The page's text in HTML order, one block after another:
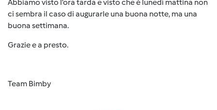
Abbiamo visto l’ora tarda e visto che è lunedì mattina non
ci sembra il caso di augurarle una buona notte, ma una
buona settimana.
Grazie e a presto.
Team Bimby